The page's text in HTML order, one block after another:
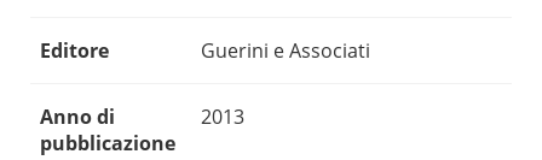
Editore Guerini e Associati
Anno di
pubblicazione
2013